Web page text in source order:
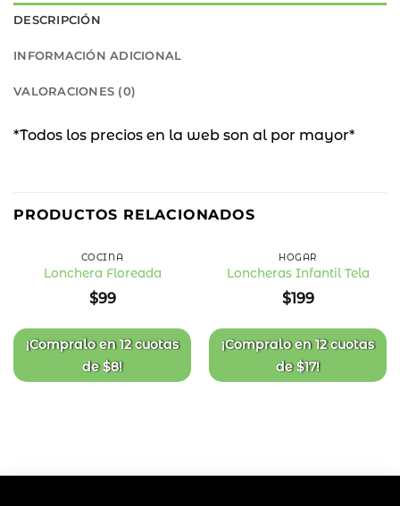
DESCRIPCIÓN
INFORMACIÓN ADICIONAL
VALORACIONES (0)
*Todos los precios en la web son al por mayor*
PRODUCTOS RELACIONADOS
de
deseos
COCINA
Lonchera Floreada
$99
¡Compralo en12 cuotas
de$8!
de
deseos
HOGAR
Loncheras Infantil Tela
$199
¡Compralo en12 cuotas
de$17!